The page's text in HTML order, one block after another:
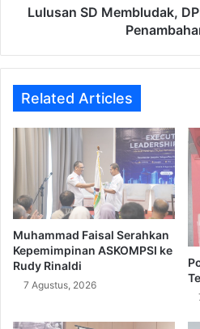
Lulusan SD Membludak,
Related Articles
Muhammad Faisal Serahkan
Kepemimpinan ASKOMPSI ke
Rudy Rinaldi
7 Agustus, 2026